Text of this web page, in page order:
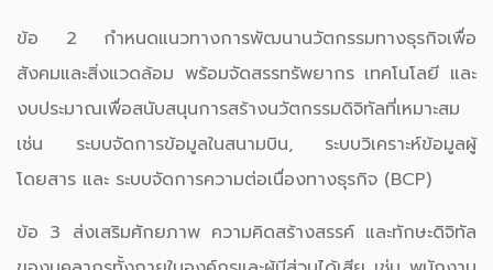
ข้อ 2 กำหนดแนวทางการพัฒนานวัตกรรมทางธุรกิจเพื่อ
สังคมและสิ่งแวดล้อม พร้อมจัดสรรทรัพยากร เทคโนโลยี และ
งบประมาณเพื่อสนับสนุนการสร้างนวัตกรรมดิจิทัลที่เหมาะสม
เช่น ระบบจัดการข้อมูลในสนามบิน, ระบบวิเคราะห์ข้อมูลผู้
โดยสาร และ ระบบจัดการความต่อเนื่องทางธุรกิจ (BCP)
ข้อ 3 ส่งเสริมศักยภาพ ความคิดสร้างสรรค์ และทักษะดิจิทัล